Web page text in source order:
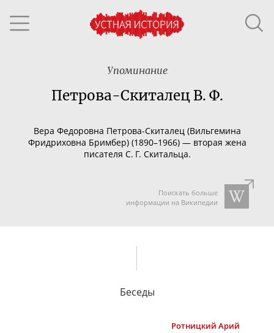
Упоминание
Петрова-Скиталец В. Ф.
Вера Федоровна Петрова-Скиталец (Вильгемина
Фридриховна Бримбер) (1890–1966) — вторая жена
писателя С. Г. Скитальца.
Поискать больше
информации на Википедии
Беседы
Ротницкий Арий